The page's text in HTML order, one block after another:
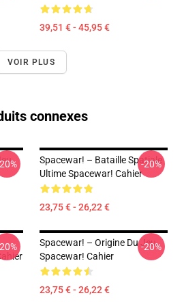
39,51 € - 45,95 €
VOIR PLUS
connexes
Spacewar! – Bataille Spatiale
Ultime Spacewar! Cahier
23,75 € - 26,22 €
-20%
Spacewar! – Origine Du Jeu
Spacewar! Cahier
23,75 € - 26,22 €
-20%